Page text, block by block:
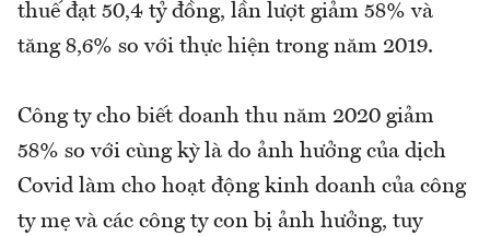
thuế đạt 50,4 tỷ đồng, lần lượt giảm 58% và
tăng 8,6% so với thực hiện trong năm 2019.
Công ty cho biết doanh thu năm 2020 giảm
58% so với cùng kỳ là do ảnh hưởng của dịch
Covid làm cho hoạt động kinh doanh của công
ty mẹ và các công ty con bị ảnh hưởng, tuy